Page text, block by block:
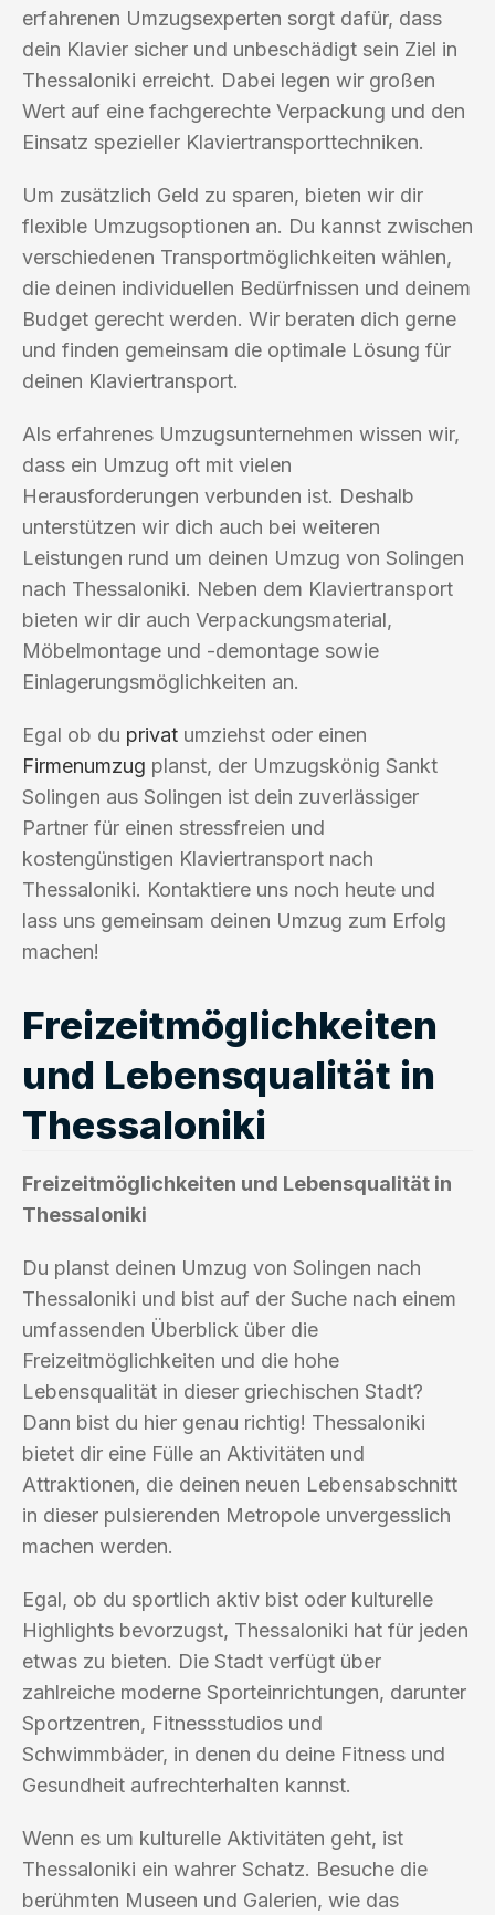
erfahrenen Umzugsexperten sorgt dafür, dass
dein Klavier sicher und unbeschädigt sein Ziel in
Thessaloniki erreicht. Dabei legen wir großen
Wert auf eine fachgerechte Verpackung und den
Einsatz spezieller Klaviertransporttechniken.
Um zusätzlich Geld zu sparen, bieten wir dir
flexible Umzugsoptionen an. Du kannst zwischen
verschiedenen Transportmöglichkeiten wählen,
die deinen individuellen Bedürfnissen und deinem
Budget gerecht werden. Wir beraten dich gerne
und finden gemeinsam die optimale Lösung für
deinen Klaviertransport.
Als erfahrenes Umzugsunternehmen wissen wir,
dass ein Umzug oft mit vielen
Herausforderungen verbunden ist. Deshalb
unterstützen wir dich auch bei weiteren
Leistungen rund um deinen Umzug von Solingen
nach Thessaloniki. Neben dem Klaviertransport
bieten wir dir auch Verpackungsmaterial,
Möbelmontage und -demontage sowie
Einlagerungsmöglichkeiten an.
Egal ob du privat umziehst oder einen
Firmenumzug planst, der Umzugskönig Sankt
Solingen aus Solingen ist dein zuverlässiger
Partner für einen stressfreien und
kostengünstigen Klaviertransport nach
Thessaloniki. Kontaktiere uns noch heute und
lass uns gemeinsam deinen Umzug zum Erfolg
machen!
Freizeitmöglichkeiten
und Lebensqualität in
Thessaloniki
Freizeitmöglichkeiten und Lebensqualität in
Thessaloniki
Du planst deinen Umzug von Solingen nach
Thessaloniki und bist auf der Suche nach einem
umfassenden Überblick über die
Freizeitmöglichkeiten und die hohe
Lebensqualität in dieser griechischen Stadt?
Dann bist du hier genau richtig! Thessaloniki
bietet dir eine Fülle an Aktivitäten und
Attraktionen, die deinen neuen Lebensabschnitt
in dieser pulsierenden Metropole unvergesslich
machen werden.
Egal, ob du sportlich aktiv bist oder kulturelle
Highlights bevorzugst, Thessaloniki hat für jeden
etwas zu bieten. Die Stadt verfügt über
zahlreiche moderne Sporteinrichtungen, darunter
Sportzentren, Fitnessstudios und
Schwimmbäder, in denen du deine Fitness und
Gesundheit aufrechterhalten kannst.
Wenn es um kulturelle Aktivitäten geht, ist
Thessaloniki ein wahrer Schatz. Besuche die
berühmten Museen und Galerien, wie das